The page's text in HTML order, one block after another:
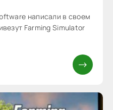
написали в своем
Farming Simulator